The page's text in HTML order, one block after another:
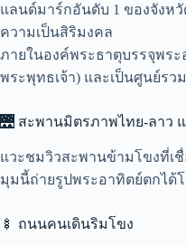
แลนด์มาร์กอันดับ 1 ของจังห
ความเป็นสิริมงคล
ภายในองค์พระธาตุบรรจุพร
พระพุทธเจ้า) และเป็นศูนย์ร
🌉 สะพานมิตรภาพไทย-ลาว
แวะชมวิวสะพานข้ามโขงที่เ
มุมนี้ถ่ายรูปพระอาทิตย์ตกได้
🍢 ถนนคนเดินริมโขง